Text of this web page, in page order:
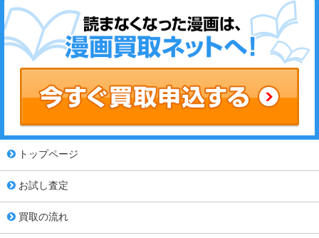
トップページ
お試し査定
買取の流れ